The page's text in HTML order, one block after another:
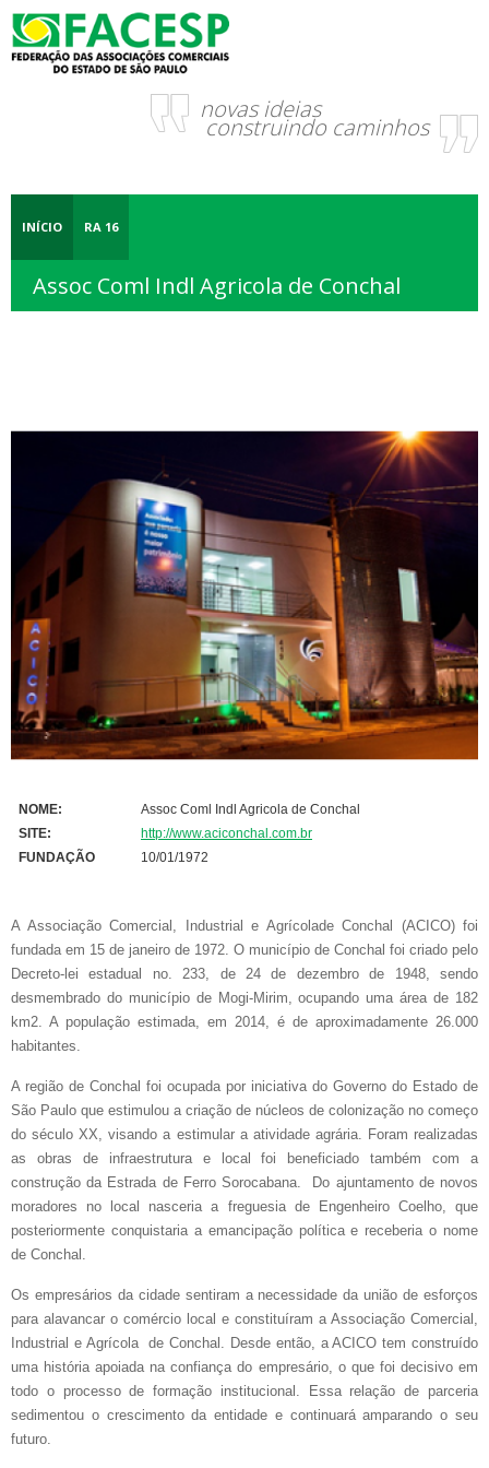
novas ideias
construindo caminhos
INÍCIO RA 16
Assoc Coml Indl Agricola de Conchal
NOME:
Assoc Coml Indl Agricola de Conchal
SITE:
http://www.aciconchal.com.br
FUNDAÇÃO
10/01/1972
A Associação Comercial, Industrial e Agrícolade Conchal (ACICO) foi
fundada em 15 de janeiro de 1972. O município de Conchal foi criado pelo
Decreto-lei estadual no. 233, de 24 de dezembro de 1948, sendo
desmembrado do município de Mogi-Mirim, ocupando uma área de 182
km2. A população estimada, em 2014, é de aproximadamente 26.000
habitantes.
A região de Conchal foi ocupada por iniciativa do Governo do Estado de
São Paulo que estimulou a criação de núcleos de colonização no começo
do século XX, visando a estimular a atividade agrária. Foram realizadas
as obras de infraestrutura e local foi beneficiado também com a
construção da Estrada de Ferro Sorocabana. Do ajuntamento de novos
moradores no local nasceria a freguesia de Engenheiro Coelho, que
posteriormente conquistaria a emancipação política e receberia o nome
de Conchal.
Os empresários da cidade sentiram a necessidade da união de esforços
para alavancar o comércio local e constituíram a Associação Comercial,
Industrial e Agrícola de Conchal. Desde então, a ACICO tem construído
uma história apoiada na confiança do empresário, o que foi decisivo em
todo o processo de formação institucional. Essa relação de parceria
sedimentou o crescimento da entidade e continuará amparando o seu
futuro.